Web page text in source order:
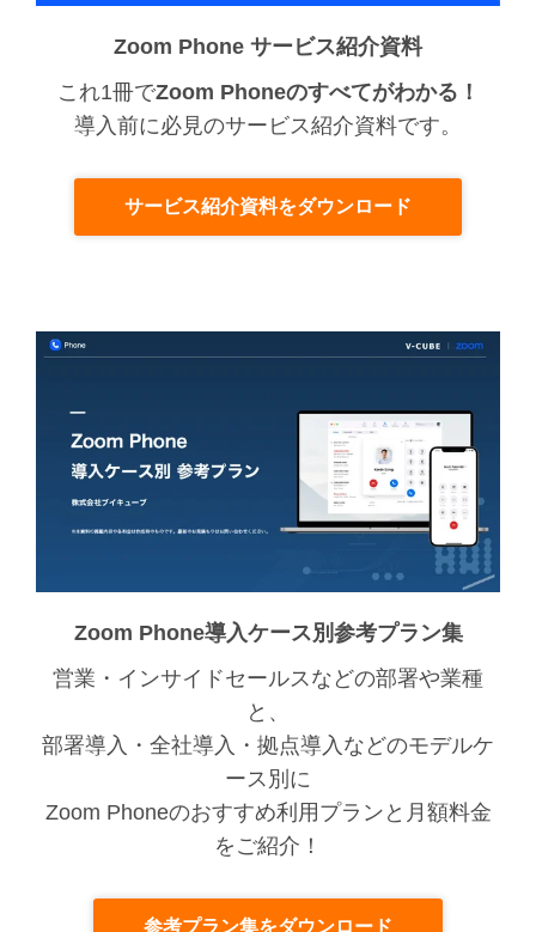
Zoom Phone サービス紹介資料
これ1冊でZoom Phoneのすべてがわかる！
導入前に必見のサービス紹介資料です。
サービス紹介資料をダウンロード
Zoom Phone導入ケース別参考プラン集
営業・インサイドセールスなどの部署や業種
と、
部署導入・全社導入・拠点導入などのモデルケ
ース別に
Zoom Phoneのおすすめ利用プランと月額料金
をご紹介！
参考プラン集をダウンロード